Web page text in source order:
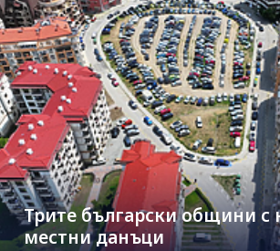
Трите български общини с
местни данъци